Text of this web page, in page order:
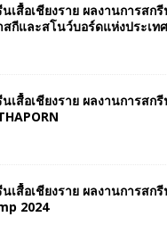
นเสื้อเชียงราย ผลงานการสก
กีและสโนว์บอร์ดแห่งประเท
เสื้อเชียงราย ผลงานการสก
เสื้อเชียงราย ผลงานการสก
2024